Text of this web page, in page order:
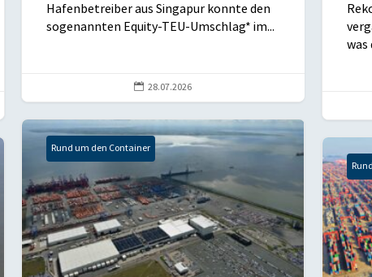
Hafenbetreiber aus Singapur konnte den
sogenannten Equity-TEU-Umschlag* im...
 28.07.2026
was
Rund um den Container